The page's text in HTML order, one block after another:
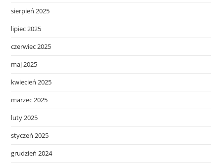
sierpień 2025
lipiec 2025
czerwiec 2025
maj 2025
kwiecień 2025
marzec 2025
luty 2025
styczeń 2025
grudzień 2024